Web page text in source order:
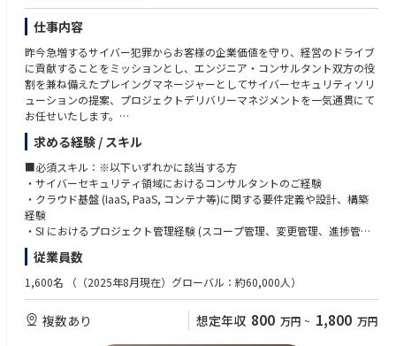
【2】採用プロセス設計・実行
・スカウト・エージェント・リファラル・ダイレクトリクルーティングの
最適化
・面接設計・評価基準策定・カルチャーフィット定義の整備
・採用進捗KPI（応募〜内定〜入社）のモニタリング／改善サイクル構築
【3】採用チームの立ち上げ・マネジメント
・採用担当者・コーディネーター・広報担当のマネジメント
・採用プロセスのオペレーション標準化／自動化／データ化
・採用ナレッジの体系化（Notion・ATS・Slack等の基盤整備）
【4】採用ブランディング・コミュニケーション
・候補者体験（Candidate Experience）の設計・改善
・採用サイト／SNSなどを活用した採用広報戦略の構築
・経営メッセージ・プロダクトストーリーを候補者目線で再構成
【5】データドリブンな採用マネジメント
・採用単価・チャネル別ROI・通過率・定着率などの数値分析
・各部門の採用パフォーマンス可視化と改善提案
・採用における「質×スピード×コスト」の最適化
【求める人物像】
・経営戦略を採用戦略に翻訳し、実行まで落とし込める方
・採用活動を「仕組み」としてスケールさせる視点を持つ方
・現場に深く入り、スピード感を持って意思決定できる方
・変化の激しい環境でも、柔軟に課題を発見・解決できる方
・採用を“会社を強くする経営行為”と捉えられる方
仕事内容
昨今急増するサイバー犯罪からお客様の企業価値を守り、経営のドライブ
に貢献することをミッションとし、エンジニア・コンサルタント双方の役
割を兼ね備えたプレイングマネージャーとしてサイバーセキュリティソリ
ューションの提案、プロジェクトデリバリーマネジメントを一気通貫にて
お任せいたします。
【セキュリティソリューション領域】
ご経験を考慮したうえで以下いずれかの領域を担当いただきます。
顧客に応じたオーダーメイドのソリューション提案の為、領域がまたぐケ
ースもございます。
Azure・M365を中心としながらもマルチクラウドの概念を持ち幅広くセキ
ュリティの知見を身に着けることが可能です。
■Cyber Defense
Cyber Defense領域では、ネットワークやサーバー機器、端末等各エンド
ポイントおけるシステム情報やユーザのアクティビティを収集および分析
し、対策を行うためのソリューションを提供します。
求める経験 / スキル
■必須スキル：※以下いずれかに該当する方
・サイバーセキュリティ領域におけるコンサルタントのご経験
・クラウド基盤 (IaaS, PaaS, コンテナ等)に関する要件定義や設計、構築
経験
・SI におけるプロジェクト管理経験 (スコープ管理、変更管理、進捗管
理、品質管理、コスト管理、リスク管理など)
従業員数
1,600名 （（2025年8月現在）グローバル：約60,000人）
複数あり 想定年収 800 万円 ~ 1,800 万円